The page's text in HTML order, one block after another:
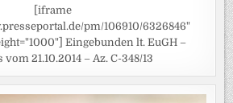
[iframe
pm/106910/6326846"
Eingebunden lt. EuGH –
vom 21.10.2014 – Az. C-348/13